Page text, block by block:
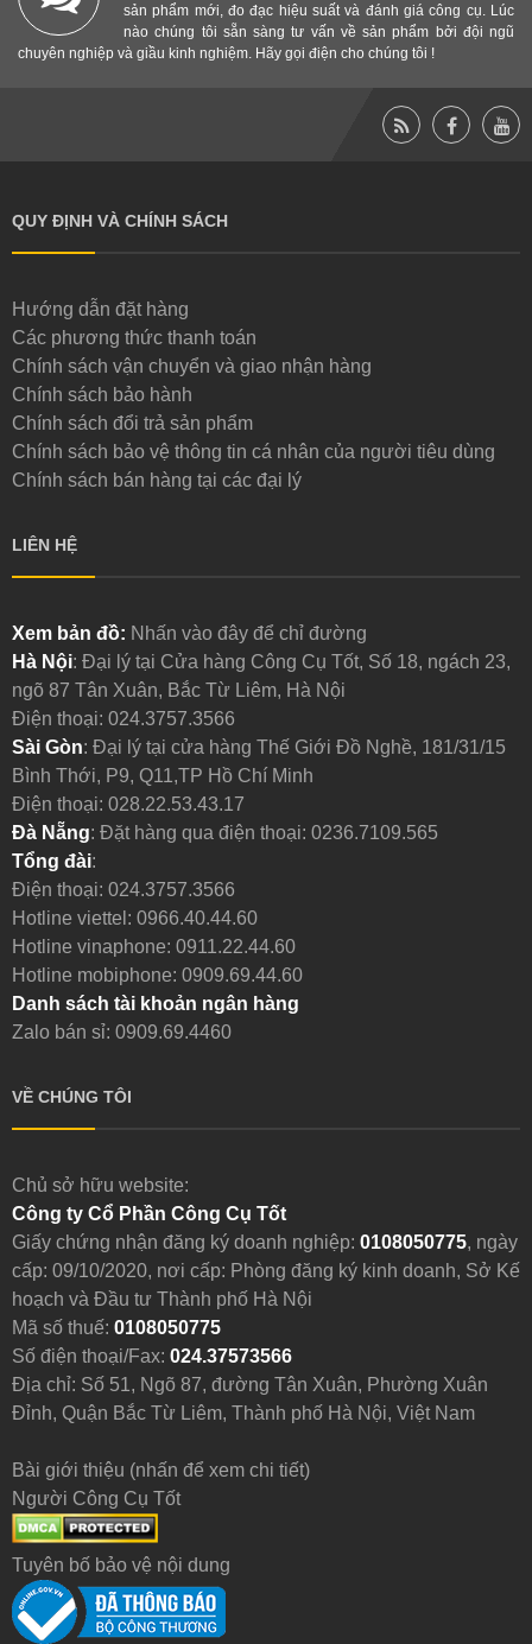
sản phẩm mới, đo đạc hiệu suất và đánh giá công cụ. Lúc
nào chúng tôi sẵn sàng tư vấn về sản phẩm bởi đội ngũ
chuyên nghiệp và giầu kinh nghiệm. Hãy gọi điện cho chúng tôi !
QUY ĐỊNH VÀ CHÍNH SÁCH
Hướng dẫn đặt hàng
Các phương thức thanh toán
Chính sách vận chuyển và giao nhận hàng
Chính sách bảo hành
Chính sách đổi trả sản phẩm
Chính sách bảo vệ thông tin cá nhân của người tiêu dùng
Chính sách bán hàng tại các đại lý
LIÊN HỆ
Xem bản đồ: Nhấn vào đây để chỉ đường
Hà Nội: Đại lý tại Cửa hàng Công Cụ Tốt, Số 18, ngách 23,
ngõ 87 Tân Xuân, Bắc Từ Liêm, Hà Nội
Điện thoại: 024.3757.3566
Sài Gòn: Đại lý tại cửa hàng Thế Giới Đồ Nghề, 181/31/15
Bình Thới, P9, Q11,TP Hồ Chí Minh
Điện thoại: 028.22.53.43.17
Đà Nẵng: Đặt hàng qua điện thoại: 0236.7109.565
Tổng đài:
Điện thoại: 024.3757.3566
Hotline viettel: 0966.40.44.60
Hotline vinaphone: 0911.22.44.60
Hotline mobiphone: 0909.69.44.60
Danh sách tài khoản ngân hàng
Zalo bán sỉ: 0909.69.4460
VỀ CHÚNG TÔI
Chủ sở hữu website:
Công ty Cổ Phần Công Cụ Tốt
Giấy chứng nhận đăng ký doanh nghiệp: 0108050775, ngày
cấp: 09/10/2020, nơi cấp: Phòng đăng ký kinh doanh, Sở Kế
hoạch và Đầu tư Thành phố Hà Nội
Mã số thuế: 0108050775
Số điện thoại/Fax: 024.37573566
Địa chỉ: Số 51, Ngõ 87, đường Tân Xuân, Phường Xuân
Đỉnh, Quận Bắc Từ Liêm, Thành phố Hà Nội, Việt Nam
Bài giới thiệu (nhấn để xem chi tiết)
Người Công Cụ Tốt
Tuyên bố bảo vệ nội dung